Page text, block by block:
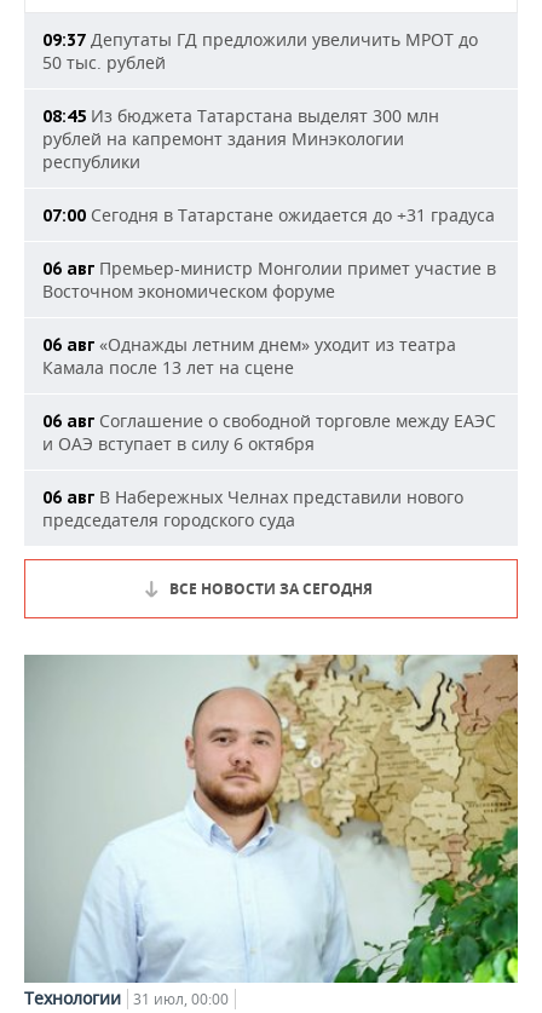
09:37 Депутаты ГД предложили увеличить МРОТ до
50 тыс. рублей
08:45 Из бюджета Татарстана выделят 300 млн
рублей на капремонт здания Минэкологии
республики
07:00 Сегодня в Татарстане ожидается до +31 градуса
06 авг Премьер-министр Монголии примет участие в
Восточном экономическом форуме
06 авг «Однажды летним днем» уходит из театра
Камала после 13 лет на сцене
06 авг Соглашение о свободной торговле между ЕАЭС
и ОАЭ вступает в силу 6 октября
06 авг В Набережных Челнах представили нового
председателя городского суда
ВСЕ НОВОСТИ ЗА СЕГОДНЯ
Технологии 31 июл, 00:00